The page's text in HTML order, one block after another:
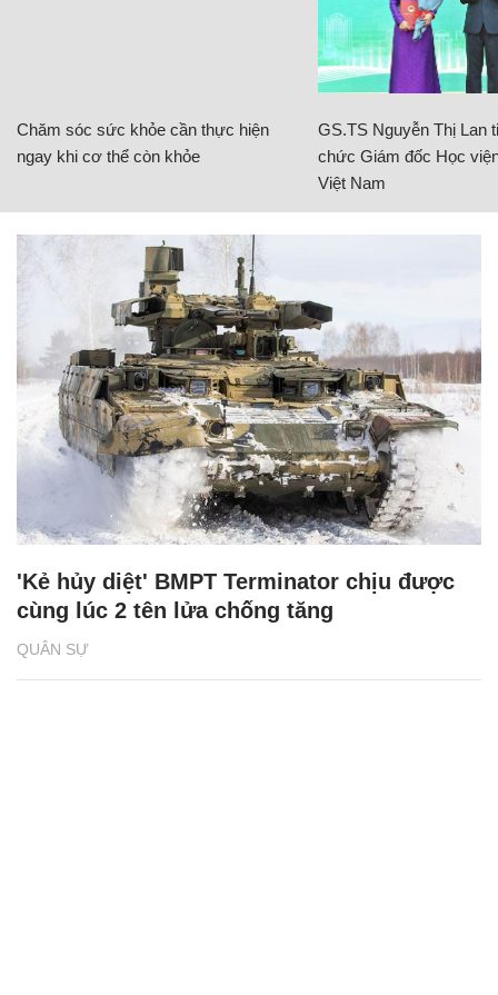
Chăm sóc sức khỏe cần thực hiện
ngay khi cơ thể còn khỏe
GS.TS Nguyễn Thị Lan
chức Giám đốc Học
Việt Nam
QUÂN SỰ
'Kẻ hủy diệt' BMPT Terminator chịu được
cùng lúc 2 tên lửa chống tăng